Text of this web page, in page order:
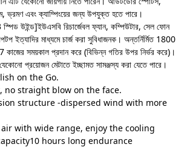
ভ্রমণ এবং ক্যাম্পিংয়ের জন্য উপযুক্ত হতে পারে।
স্পিড উইন্ড]ইউএসবি রিচার্জেবল ফ্যান, কম্পিউটার, সেল ফোন
ইত্যাদির মাধ্যমে চার্জ করা সুবিধাজনক। অন্তর্নির্মিত 1800
সময়কাল প্রদান করে (বিভিন্ন গতির উপর নির্ভর করে)।
প্রয়োজন মেটাতে ইচ্ছামত সামঞ্জস্য করা যেতে পারে।
on the Go.
no straight blow on the face.
structure -dispersed wind with more
with wide range, enjoy the cooling
hours long endurance